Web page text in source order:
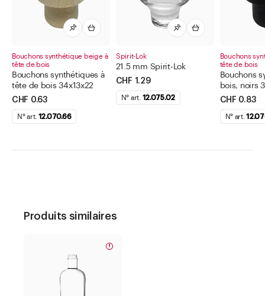
Bouchons synthétique beige à
tête de bois
Bouchons synthétiques à
tête de bois 34x13x22
CHF 0.63
N° art. 12.070.66
Spirit-Lok
21.5 mm Spirit-Lok
CHF 1.29
N° art. 12.075.02
Bouchons
tête de bois
Bouchons
bois, noirs
CHF 0.83
N° art.
Produits similaires